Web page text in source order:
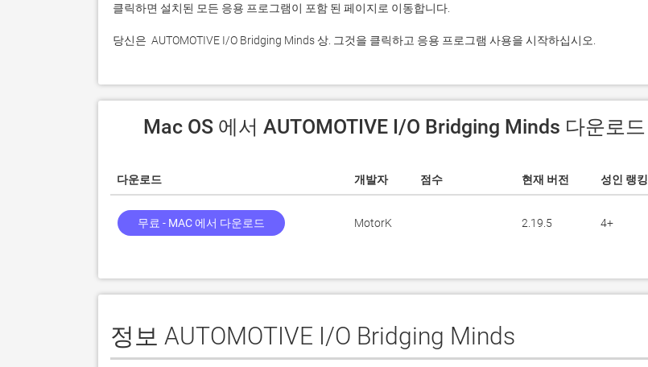
당신은  AUTOMOTIVE I/O Bridging Minds 상. 그것을 클릭하고 응용 프로그램 사용을 시작하십시오.
Mac OS 에서 AUTOMOTIVE I/O Bridging Minds 다운로드
다운로드 개발자 점수 현재 버전 성인 랭킹
무료 - MAC 에서 다운로드 MotorK 2.19.5 4+
정보 AUTOMOTIVE I/O Bridging Minds